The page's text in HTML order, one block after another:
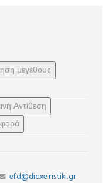
μεγέθους
Αντίθεση
efd@diaxeiristiki.gr